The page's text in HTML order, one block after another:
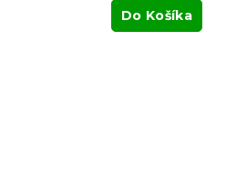
Do Košíka